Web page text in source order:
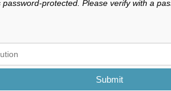
password-protected. Please verify with a
Submit